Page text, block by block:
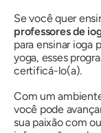
Se você quer
professores de
para ensinar ioga
yoga, esses
certificá-lo(a).
Com um
você pode
sua paixão com